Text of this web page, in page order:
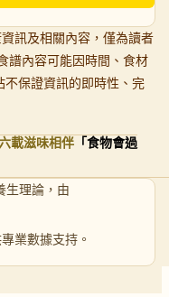
訊及相關內容，僅為讀者
譜內容可能因時間、食材
不保證資訊的即時性、完
載滋味相伴 「食物會過
生理論，由
業數據支持。